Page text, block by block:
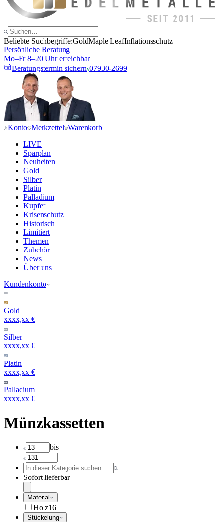
Beliebte Suchbegriffe:GoldMaple LeafInflationsschutz
Persönliche Beratung
Mo–Fr 8–20 Uhr erreichbar
Beratungstermin sichern 07930-2699
Konto Merkzettel Warenkorb
LIVE
Sparplan
Neuheiten
Gold
Silber
Platin
Palladium
Kupfer
Krisenschutz
Historisch
Limitiert
Themen
Zubehör
News
Über uns
Kundenkonto
Gold
xxxx,xx €
Silber
xxxx,xx €
Platin
xxxx,xx €
Palladium
xxxx,xx €
Münzkassetten
bis
Sofort lieferbar
Material
Holz16
Stückelung